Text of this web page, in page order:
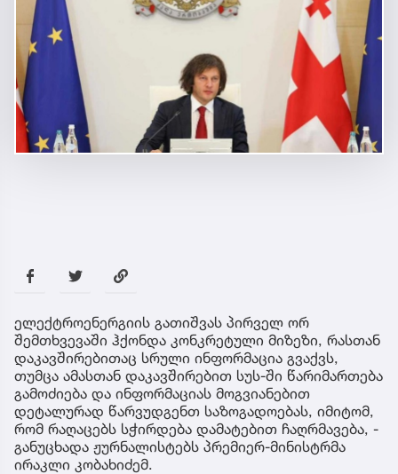
ელექტროენერგიის გათიშვას პირველ ორ
შემთხვევაში ჰქონდა კონკრეტული მიზეზი, რასთან
დაკავშირებითაც სრული ინფორმაცია გვაქვს,
თუმცა ამასთან დაკავშირებით სუს-ში წარიმართება
გამოძიება და ინფორმაციას მოგვიანებით
დეტალურად წარვუდგენთ საზოგადოებას, იმიტომ,
რომ რაღაცებს სჭირდება დამატებით ჩაღრმავება, -
განუცხადა ჟურნალისტებს პრემიერ-მინისტრმა
ირაკლი კობახიძემ.